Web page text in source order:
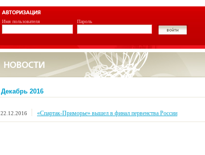
Имя пользователя Пароль
Декабрь 2016
22.12.2016 «Спартак-Приморье» вышел в финал первенства России